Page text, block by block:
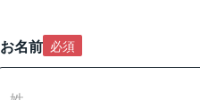
お名前 必須